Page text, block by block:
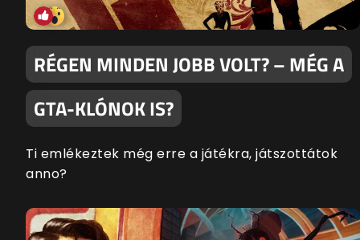
RÉGEN MINDEN JOBB VOLT? – MÉG A
GTA-KLÓNOK IS?
Ti emlékeztek még erre a játékra, játszottátok
anno?